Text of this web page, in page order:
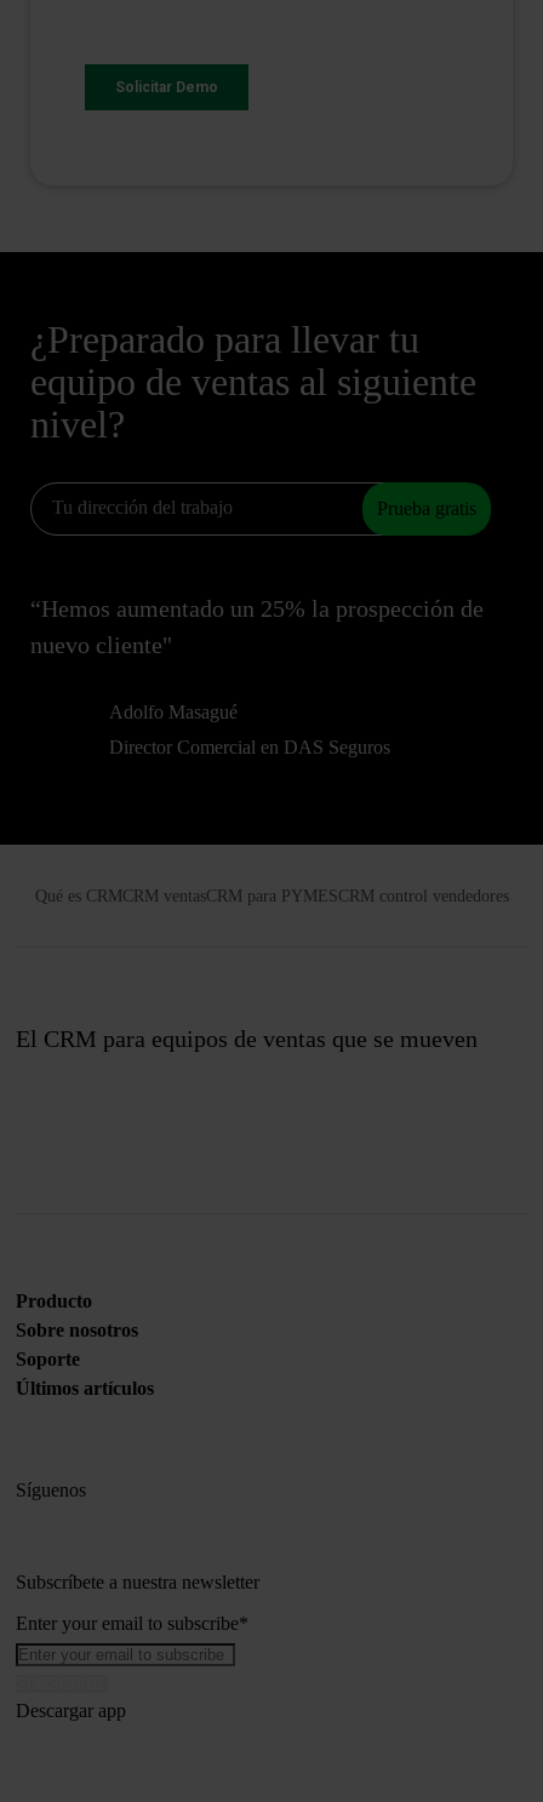
¿Preparado para llevar tu
equipo de ventas al siguiente
nivel?
Prueba gratis
“Hemos aumentado un 25% la prospección de
nuevo cliente"
Adolfo Masagué
Director Comercial en DAS Seguros
Qué es CRM CRM ventasCRM para PYMESCRM control vendedores
El CRM para equipos de ventas que se mueven
Producto
Sobre nosotros
Soporte
Últimos artículos
Síguenos
Subscríbete a nuestra newsletter
Enter your email to subscribe*
Descargar app